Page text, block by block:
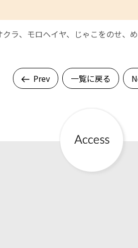
ラ、モロヘイヤ、じゃこをのせ、
Prev 一覧に戻る